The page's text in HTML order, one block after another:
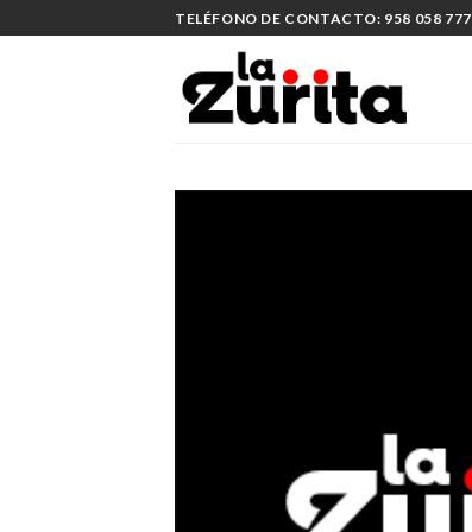
al
TELÉFONO DE CONTACTO: 958 058 777